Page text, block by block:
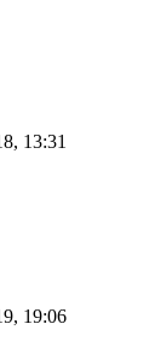
13:31
19:06